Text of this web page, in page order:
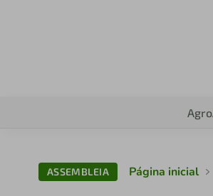
Agro
ASSEMBLEIA Página inicial